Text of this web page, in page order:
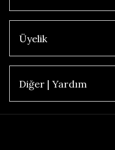
Üyelik
Diğer | Yardım